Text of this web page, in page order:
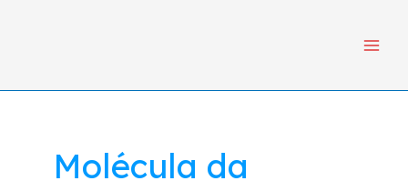
Menu
Molécula da